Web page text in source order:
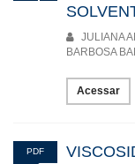
JULIANA
BARBOSA
Acessar
PDF